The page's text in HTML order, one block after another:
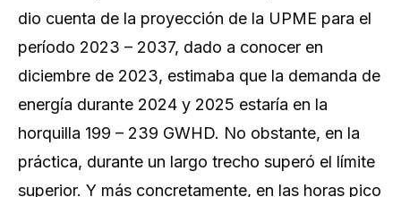
dio cuenta de la proyección de la UPME para el
período 2023 – 2037, dado a conocer en
diciembre de 2023, estimaba que la demanda de
energía durante 2024 y 2025 estaría en la
horquilla 199 – 239 GWHD. No obstante, en la
práctica, durante un largo trecho superó el límite
superior. Y más concretamente, en las horas pico